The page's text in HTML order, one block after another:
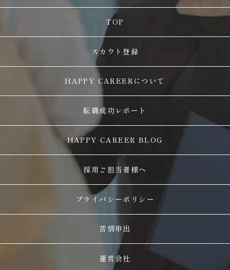
TOP
スカウト登録
HAPPY CAREERについて
転職成功レポート
HAPPY CAREER BLOG
採用ご担当者様へ
プライバシーポリシー
苦情申出
運営会社